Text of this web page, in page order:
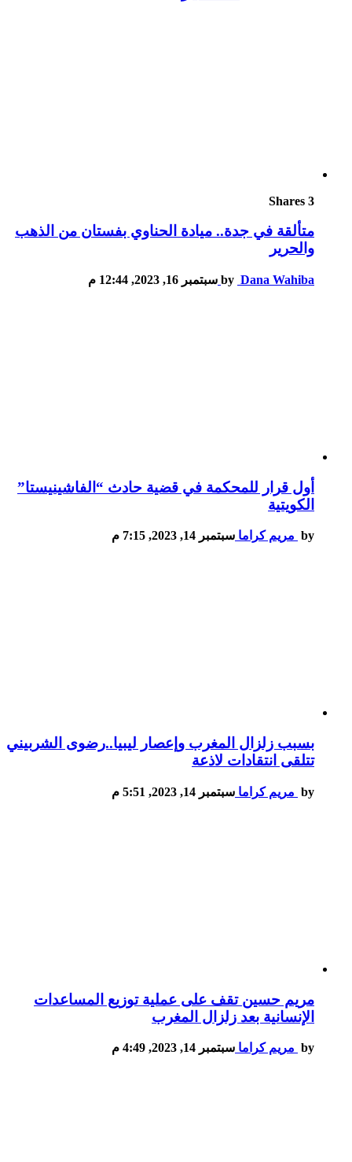
3
متألقة في جدة.. ميادة الحناوي بفستان من الذهب
والحرير
by Dana Wahiba سبتمبر 16, 2023, 12:44 م
أول قرار للمحكمة في قضية حادث “الفاشينيستا”
الكويتية
by مريم كراما سبتمبر 14, 2023, 7:15 م
بسبب زلزال المغرب وإعصار ليبيا..رضوى الشربيني
تتلقى انتقادات لاذعة
by مريم كراما سبتمبر 14, 2023, 5:51 م
مريم حسين تقف على عملية توزيع المساعدات
الإنسانية بعد زلزال المغرب
by مريم كراما سبتمبر 14, 2023, 4:49 م